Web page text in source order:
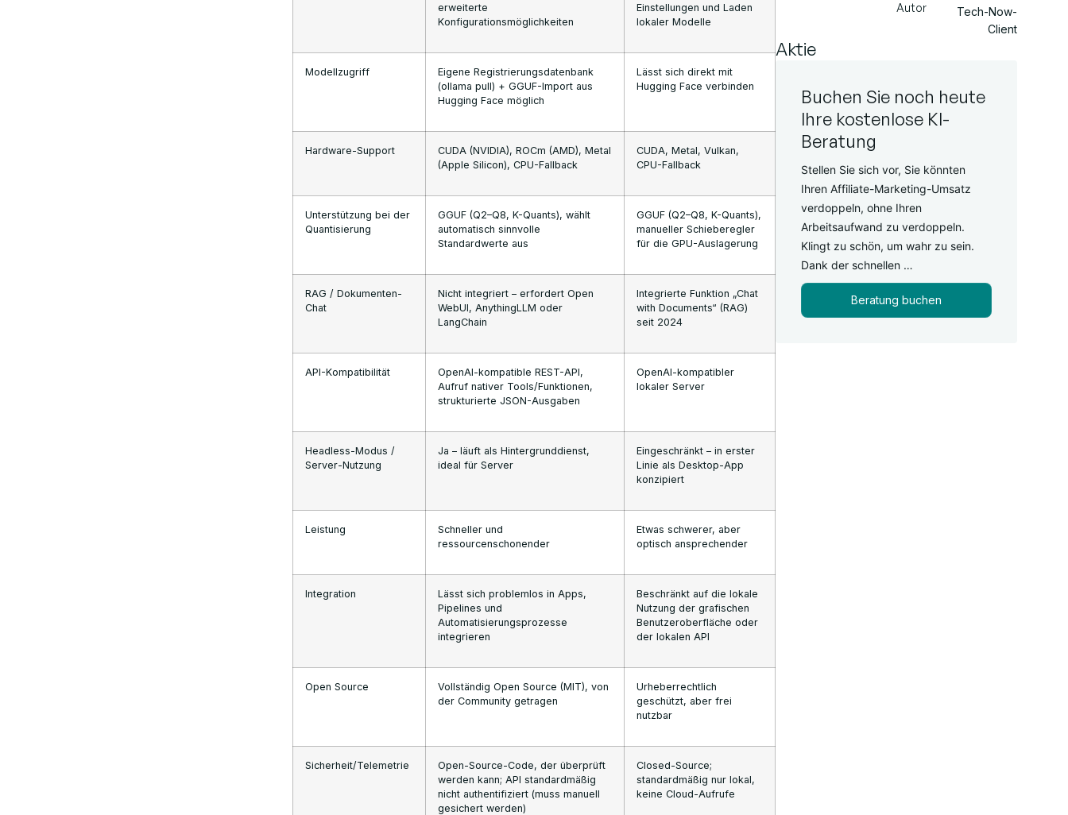
erweiterte
Konfigurationsmöglichkeiten
Einstellungen und Laden
lokaler Modelle
Modellzugriff
Eigene Registrierungsdatenbank
(ollama pull) + GGUF-Import aus
Hugging Face möglich
Lässt sich direkt mit
Hugging Face verbinden
Hardware-Support
CUDA (NVIDIA), ROCm (AMD), Metal
(Apple Silicon), CPU-Fallback
CUDA, Metal, Vulkan,
CPU-Fallback
Unterstützung bei der
Quantisierung
GGUF (Q2–Q8, K-Quants), wählt
automatisch sinnvolle
Standardwerte aus
GGUF (Q2–Q8, K-Quants),
manueller Schieberegler
für die GPU-Auslagerung
RAG / Dokumenten-
Chat
Nicht integriert – erfordert Open
WebUI, AnythingLLM oder
LangChain
Integrierte Funktion „Chat
with Documents“ (RAG)
seit 2024
API-Kompatibilität
OpenAI-kompatible REST-API,
Aufruf nativer Tools/Funktionen,
strukturierte JSON-Ausgaben
OpenAI-kompatibler
lokaler Server
Headless-Modus /
Server-Nutzung
Ja – läuft als Hintergrunddienst,
ideal für Server
Eingeschränkt – in erster
Linie als Desktop-App
konzipiert
Leistung
Schneller und
ressourcenschonender
Etwas schwerer, aber
optisch ansprechender
Integration
Lässt sich problemlos in Apps,
Pipelines und
Automatisierungsprozesse
integrieren
Beschränkt auf die lokale
Nutzung der grafischen
Benutzeroberfläche oder
der lokalen API
Open Source
Vollständig Open Source (MIT), von
der Community getragen
Urheberrechtlich
geschützt, aber frei
nutzbar
Sicherheit/Telemetrie
Open-Source-Code, der überprüft
werden kann; API standardmäßig
nicht authentifiziert (muss manuell
gesichert werden)
Closed-Source;
standardmäßig nur lokal,
keine Cloud-Aufrufe
Autor
Tech-Now-
Client
Aktie
Buchen Sie noch heute
Ihre kostenlose KI-
Beratung
Stellen Sie sich vor, Sie könnten
Ihren Affiliate-Marketing-Umsatz
verdoppeln, ohne Ihren
Arbeitsaufwand zu verdoppeln.
Klingt zu schön, um wahr zu sein.
Dank der schnellen …
Beratung buchen